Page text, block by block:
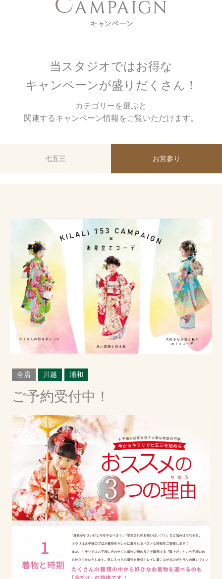
2025.04.02
全店
川越
浦和
【浦和店】卒業式お仕度による営業時間変更のお知らせ
2025.02.07
川越
浦和
【キラリ全店】臨時休業のお知らせ
2025.02.05
浦和
COCOL
キラリ振袖大展示会のお知らせ
2025.01.10
川越
浦和
成人式による営業時間の変更・臨時休業のお知らせ
全店
川越 浦和
COCOL
【重要】大宮店統合についてのお知らせ
2024.09.13
川越
浦和
大宮
【浦和店】メンテナンスによる臨時休業のお知らせ
2024.08.30
全店
【キラリ全店】夏季休業のお知らせ
2024.08.15
浦和 大宮
当スタジオではお得な
キャンペーンが盛りだくさん！
カテゴリーを選ぶと
関連するキャンペーン情報をご覧いただけます。
七五三 お宮参り
全店 川越 浦和
ご予約受付中！